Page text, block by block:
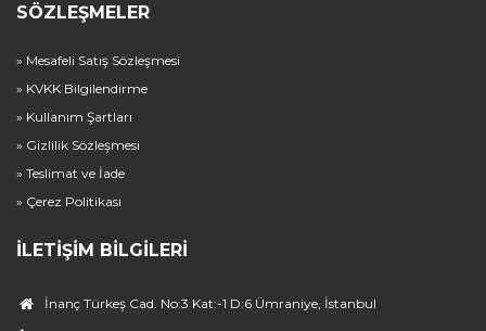
SÖZLEŞMELER
» Mesafeli Satış Sözleşmesi
» KVKK Bilgilendirme
» Kullanım Şartları
» Gizlilik Sözleşmesi
» Teslimat ve İade
» Çerez Politikası
İLETIŞIM BILGILERI
İnanç Türkeş Cad. No:3 Kat:-1 D:6 Ümraniye, İstanbul